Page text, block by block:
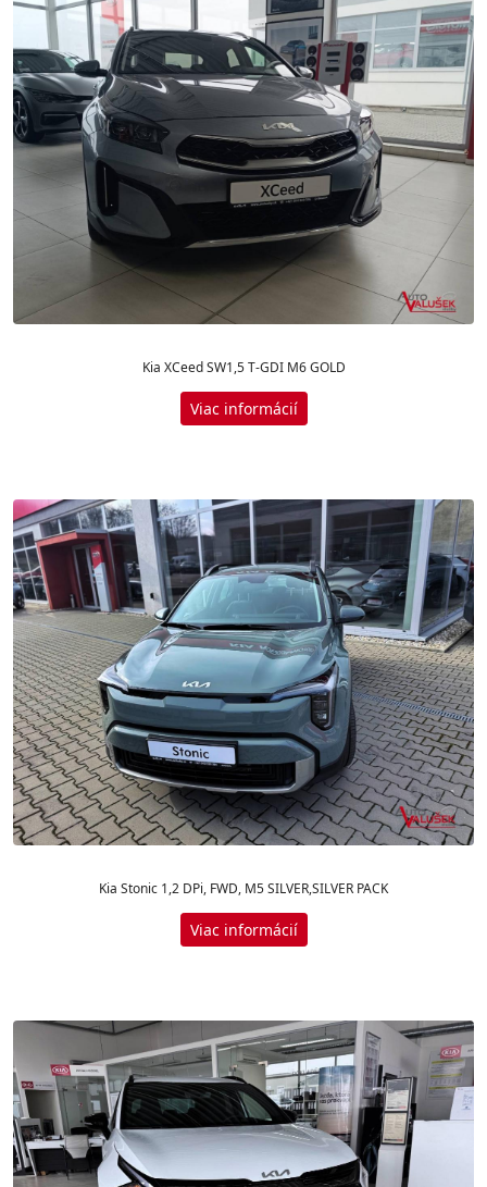
Kia XCeed SW1,5 T-GDI M6 GOLD
Viac informácií
Kia Stonic 1,2 DPi, FWD, M5 SILVER,SILVER PACK
Viac informácií